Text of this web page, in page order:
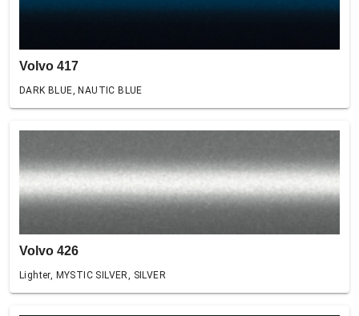
Volvo 417
DARK BLUE, NAUTIC BLUE
Volvo 426
Lighter, MYSTIC SILVER, SILVER